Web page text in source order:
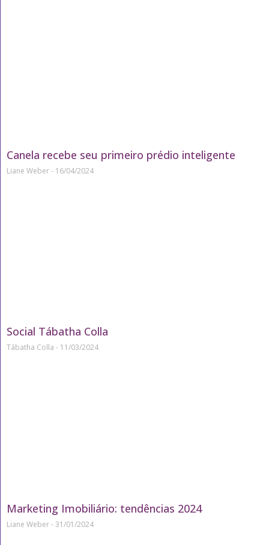
Canela recebe seu primeiro prédio inteligente
Liane Weber 16/04/2024
Social Tábatha Colla
Tábatha Colla 11/03/2024
Marketing Imobiliário: tendências 2024
Liane Weber 31/01/2024